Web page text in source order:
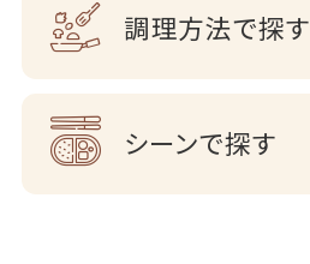
調理方法で探す
シーンで探す